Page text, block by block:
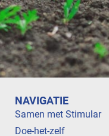
NAVIGATIE
Samen met Stimular
Doe-het-zelf